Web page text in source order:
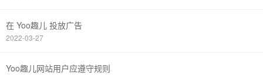
在 Yoo趣儿 投放广告
2022-03-27
Yoo趣儿网站用户应遵守规则